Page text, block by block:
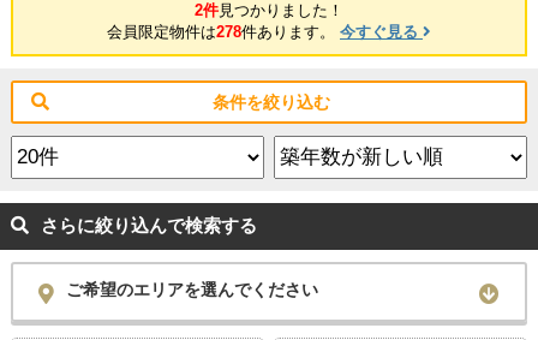
2件見つかりました！
会員限定物件は278件あります。 今すぐ見る
条件を絞り込む
さらに絞り込んで検索する
ご希望のエリアを選んでください